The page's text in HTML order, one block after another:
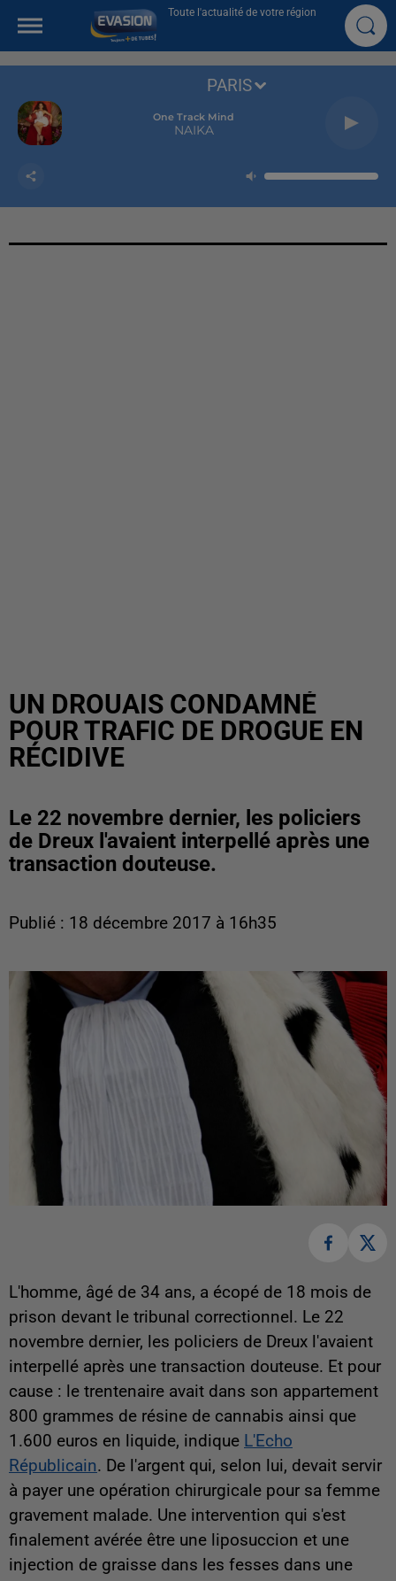
Toute l'actualité de votre région
One Track Mind
NAIKA
PARIS
UN DROUAIS CONDAMNÉ
POUR TRAFIC DE DROGUE EN
RÉCIDIVE
Le 22 novembre dernier, les policiers
de Dreux l'avaient interpellé après une
transaction douteuse.
Publié : 18 décembre 2017 à 16h35
L'homme, âgé de 34 ans, a écopé de 18 mois de
prison devant le tribunal correctionnel. Le 22
novembre dernier, les policiers de Dreux l'avaient
interpellé après une transaction douteuse. Et pour
cause : le trentenaire avait dans son appartement
800 grammes de résine de cannabis ainsi que
1.600 euros en liquide, indique L'Echo
Républicain. De l'argent qui, selon lui, devait servir
à payer une opération chirurgicale pour sa femme
gravement malade. Une intervention qui s'est
finalement avérée être une liposuccion et une
injection de graisse dans les fesses dans une